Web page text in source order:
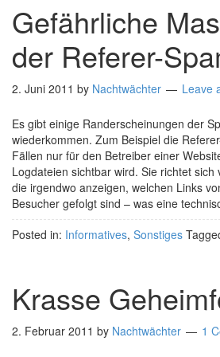
Gefährliche
der Referer-
2. Juni 2011 by Nachtwächter Leave
Es gibt einige Randerscheinungen der
wiederkommen. Zum Beispiel die
Fällen nur für den Betreiber einer
Logdateien sichtbar wird. Sie richtet sich
die irgendwo anzeigen, welchen Links
Besucher gefolgt sind – was eine
Posted in: Informatives, Sonstiges
Krasse
2. Februar 2011 by Nachtwächter 1